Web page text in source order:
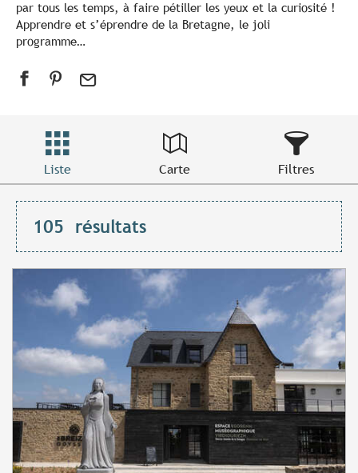
par tous les temps, à faire pétiller les yeux et la curiosité !
Apprendre et s’éprendre de la Bretagne, le joli
programme…
Liste Carte Filtres
105 résultats